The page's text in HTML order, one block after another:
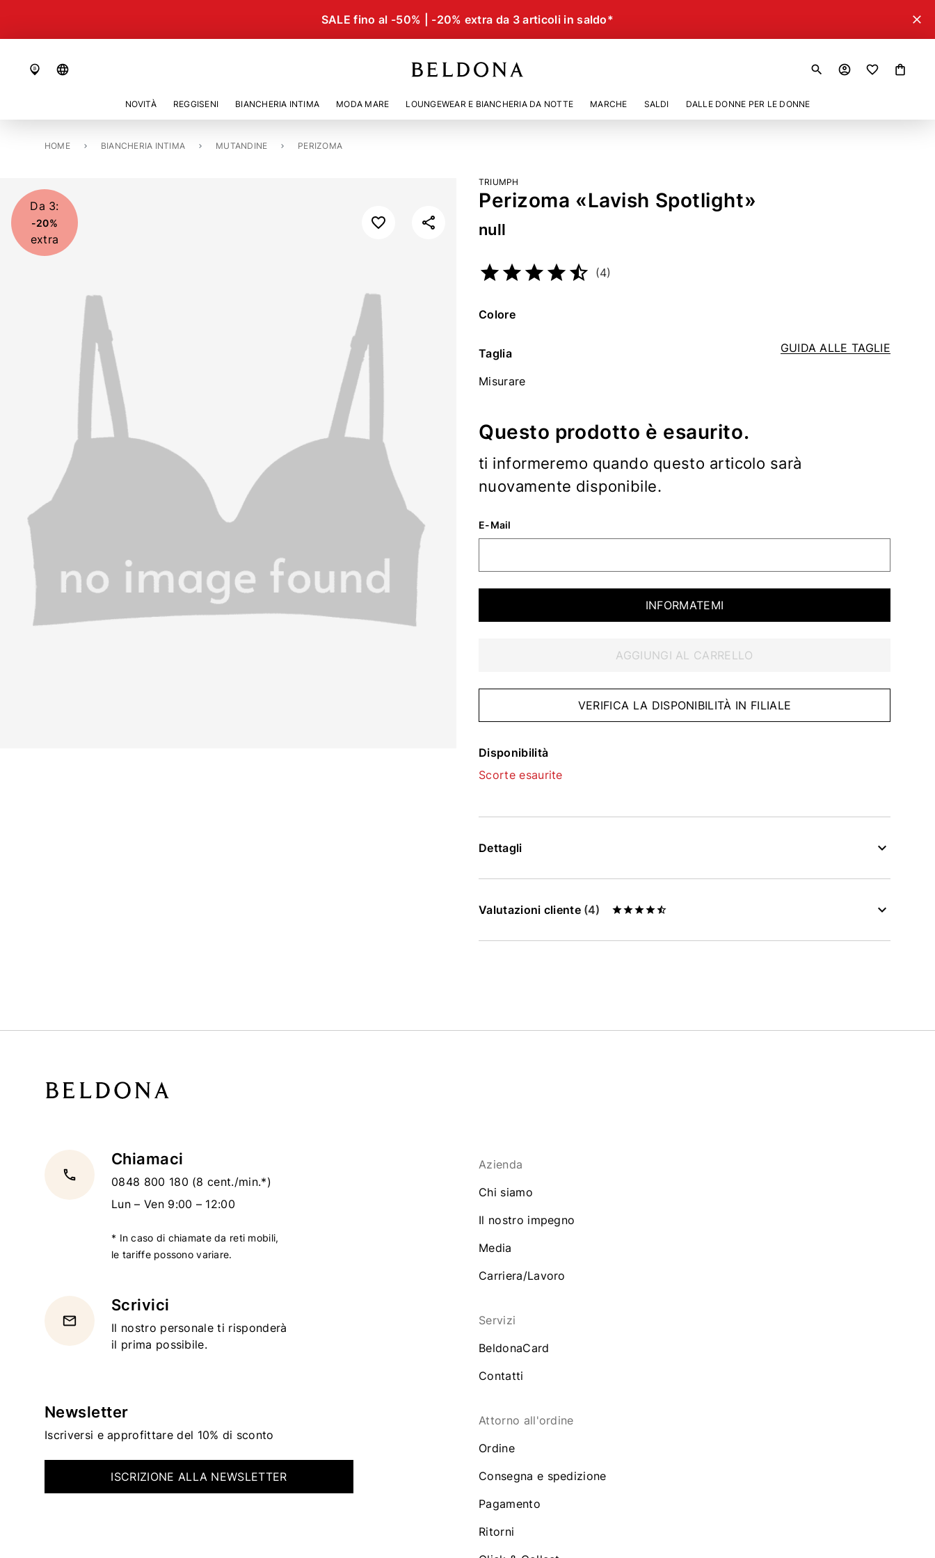
SALE fino al -50% | -20% extra da 3 articoli in saldo* close
language search account_circle shopping_bag
NOVITÀ REGGISENI BIANCHERIA INTIMA MODA MARE LOUNGEWEAR E BIANCHERIA DA NOTTE MARCHE SALDI DALLE DONNE PER LE DONNE
HOME BIANCHERIA INTIMA MUTANDINE PERIZOMA
PERIZOMA «LAVISH SPOTLIGHT»
Da 3:
-20%
extra
TRIUMPH
Perizoma «Lavish Spotlight»
null
(4)
Colore
GUIDA ALLE TAGLIE
Taglia
Misurare
Questo prodotto è esaurito.
ti informeremo quando questo articolo sarà
nuovamente disponibile.
E-Mail
INFORMATEMI
AGGIUNGI AL CARRELLO
VERIFICA LA DISPONIBILITÀ IN FILIALE
Disponibilità
Scorte esaurite
Dettagli
Valutazioni cliente (4)
local_phone
Chiamaci
0848 800 180 (8 cent./min.*)
Lun – Ven 9:00 – 12:00
* In caso di chiamate da reti mobili,
le tariffe possono variare.
email
Scrivici
Il nostro personale ti risponderà
il prima possibile.
Newsletter
Iscriversi e approfittare del 10% di sconto
ISCRIZIONE ALLA NEWSLETTER
Azienda
Chi siamo
Il nostro impegno
Media
Carriera/Lavoro
Servizi
BeldonaCard
Contatti
Attorno all'ordine
Ordine
Consegna e spedizione
Pagamento
Ritorni